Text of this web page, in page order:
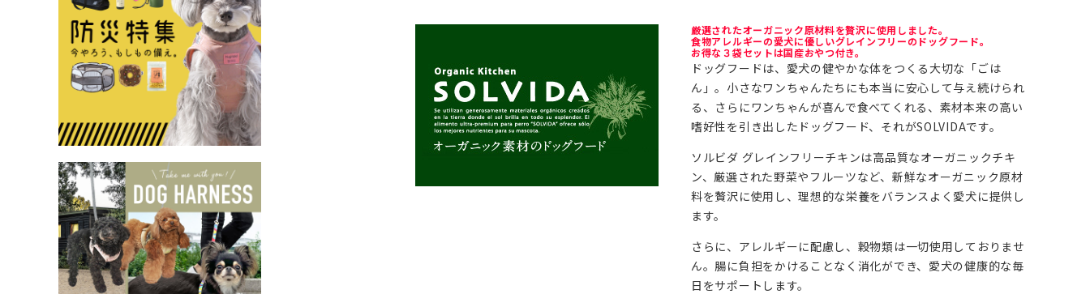
厳選されたオーガニック原材料を贅沢に使用しました。
食物アレルギーの愛犬に優しいグレインフリーのドッグフード。
お得な３袋セットは国産おやつ付き。
ドッグフードは、愛犬の健やかな体をつくる大切な「ごは
ん」。小さなワンちゃんたちにも本当に安心して与え続けられ
る、さらにワンちゃんが喜んで食べてくれる、素材本来の高い
嗜好性を引き出したドッグフード、それがSOLVIDAです。
ソルビダ グレインフリーチキンは高品質なオーガニックチキ
ン、厳選された野菜やフルーツなど、新鮮なオーガニック原材
料を贅沢に使用し、理想的な栄養をバランスよく愛犬に提供し
ます。
さらに、アレルギーに配慮し、穀物類は一切使用しておりませ
ん。腸に負担をかけることなく消化ができ、愛犬の健康的な毎
日をサポートします。